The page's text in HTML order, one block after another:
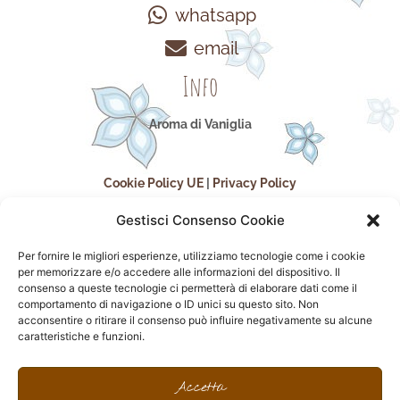
Gestisci Consenso Cookie
Per fornire le migliori esperienze, utilizziamo tecnologie come i cookie
per memorizzare e/o accedere alle informazioni del dispositivo. Il
consenso a queste tecnologie ci permetterà di elaborare dati come il
comportamento di navigazione o ID unici su questo sito. Non
acconsentire o ritirare il consenso può influire negativamente su alcune
caratteristiche e funzioni.
Accetta
whatsapp
email
Info
Aroma di Vaniglia
Cookie Policy UE Privacy Policy
F
I
n
P
i
F